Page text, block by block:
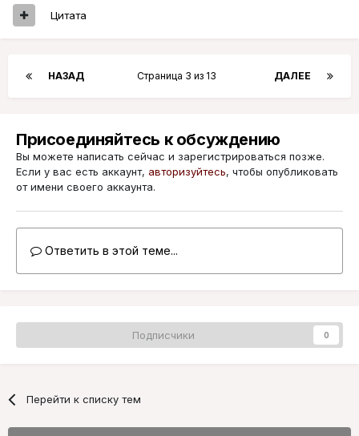
Цитата
НАЗАД ДАЛЕЕ
Страница 3 из 13
Присоединяйтесь к обсуждению
Вы можете написать сейчас и зарегистрироваться позже.
Если у вас есть аккаунт, авторизуйтесь, чтобы опубликовать
от имени своего аккаунта.
Ответить в этой теме...
Подписчики 0
Перейти к списку тем